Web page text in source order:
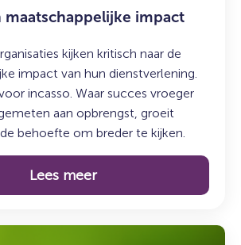
maatschappelijke impact
kijken kritisch naar de
impact van hun dienstverlening.
incasso. Waar succes vroeger
aan opbrengst, groeit
behoefte om breder te kijken.
Lees meer